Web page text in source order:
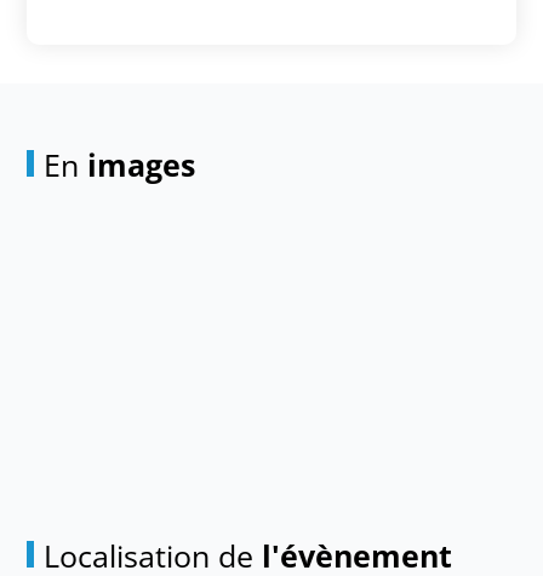
En images
Localisation de l'évènement